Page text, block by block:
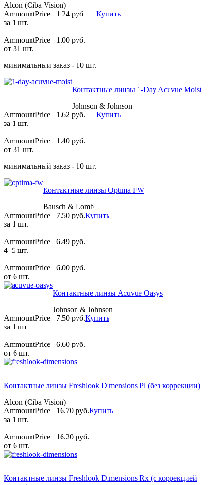
Alcon (Ciba Vision)
AmmountPrice
1.24 pуб.
за 1 шт.
AmmountPrice
1.00 pуб.
от 31 шт.
минимальный заказ - 10 шт.
Купить
Контактные линзы 1-Day Acuvue Moist
Johnson & Johnson
AmmountPrice
1.62 pуб.
за 1 шт.
AmmountPrice
1.40 pуб.
от 31 шт.
минимальный заказ - 10 шт.
Купить
Контактные линзы Optima FW
Bausch & Lomb
AmmountPrice
7.50 pуб.
за 1 шт.
AmmountPrice
6.49 pуб.
4–5 шт.
AmmountPrice
6.00 pуб.
от 6 шт.
Купить
Контактные линзы Acuvue Oasys
Johnson & Johnson
AmmountPrice
7.50 pуб.
за 1 шт.
AmmountPrice
6.60 pуб.
от 6 шт.
Купить
Контактные линзы Freshlook Dimensions Pl (без коррекции)
Alcon (Ciba Vision)
AmmountPrice
16.70 pуб.
за 1 шт.
AmmountPrice
16.20 pуб.
от 6 шт.
Купить
Контактные линзы Freshlook Dimensions Rx (с коррекцией